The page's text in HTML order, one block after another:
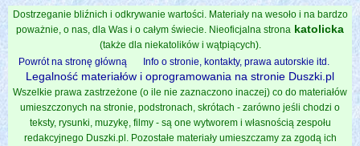
Dostrzeganie bliźnich i odkrywanie wartości. Materiały na wesoło i na bardzo
poważnie, o nas, dla Was i o całym świecie. Nieoficjalna strona katolicka
(także dla niekatolików i wątpiących).
Powrót na stronę główną
Info o stronie, kontakty, prawa autorskie itd.
Legalność materiałów i oprogramowania na stronie Duszki.pl
Wszelkie prawa zastrzeżone (o ile nie zaznaczono inaczej) co do materiałów
umieszczonych na stronie, podstronach, skrótach - zarówno jeśli chodzi o
teksty, rysunki, muzykę, filmy - są one wytworem i własnością zespołu
redakcyjnego Duszki.pl. Pozostałe materiały umieszczamy za zgodą ich